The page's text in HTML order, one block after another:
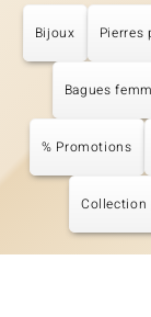
Bijoux Pierres
Bagues
% Promotions
Collection